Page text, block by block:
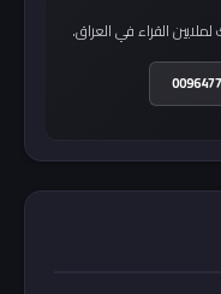
القراء في العراق.